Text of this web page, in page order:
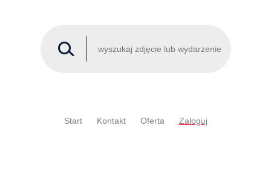
Start Kontakt Oferta Zaloguj